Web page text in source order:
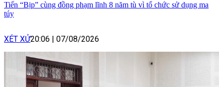
Tiến “Bịp” cùng đồng phạm lĩnh 8 năm tù vì tổ chức sử dụng ma
túy
XÉT XỬ20:06 07/08/2026